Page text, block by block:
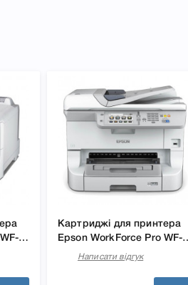
Картриджі для принтера
Epson WorkForce Pro WF-
8590DWF
Написати відгук